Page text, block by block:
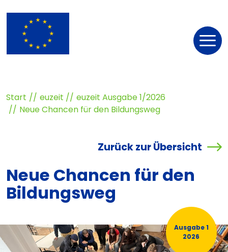
Start euzeit
euzeit Ausgabe 1/2026
Neue Chancen für den Bildungsweg
Zurück zur Übersicht
Neue Chancen für den
Bildungsweg
Ausgabe 1
2026